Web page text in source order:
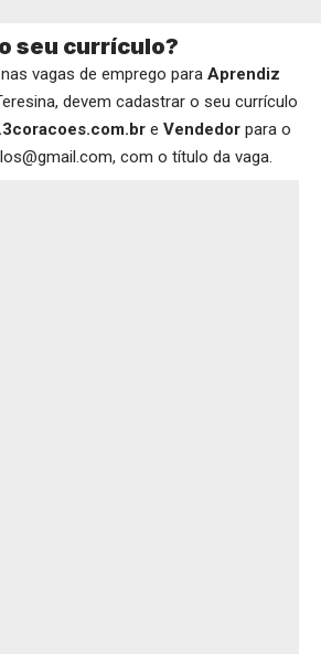
seu currículo?
vagas de emprego para Aprendiz
devem cadastrar o seu currículo
e Vendedor para o
com o título da vaga.